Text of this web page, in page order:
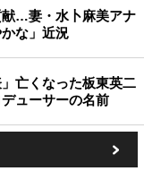
…妻・水卜麻美アナ
な」近況
亡くなった板東英二
ューサーの名前